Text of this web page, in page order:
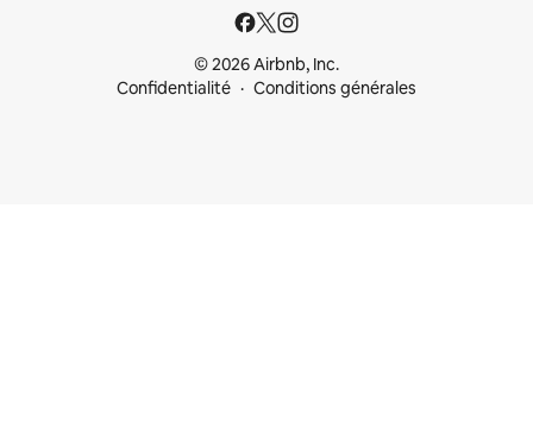
© 2026 Airbnb, Inc.
Confidentialité
Conditions générales